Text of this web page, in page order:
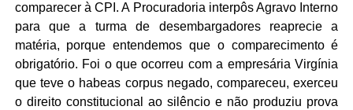
comparecer à CPI. A Procuradoria interpôs Agravo Interno
para que a turma de desembargadores reaprecie a
matéria, porque entendemos que o comparecimento é
obrigatório. Foi o que ocorreu com a empresária Virgínia
que teve o habeas corpus negado, compareceu, exerceu
o direito constitucional ao silêncio e não produziu prova